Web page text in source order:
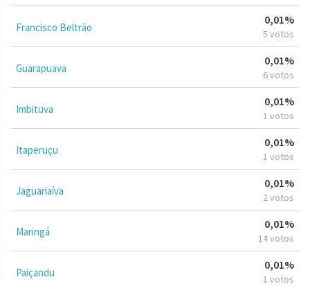
Francisco Beltrão
0,01%
5 votos
Guarapuava
0,01%
6 votos
Imbituva
0,01%
1 votos
Itaperuçu
0,01%
1 votos
Jaguariaíva
0,01%
2 votos
Maringá
0,01%
14 votos
Paiçandu
0,01%
1 votos